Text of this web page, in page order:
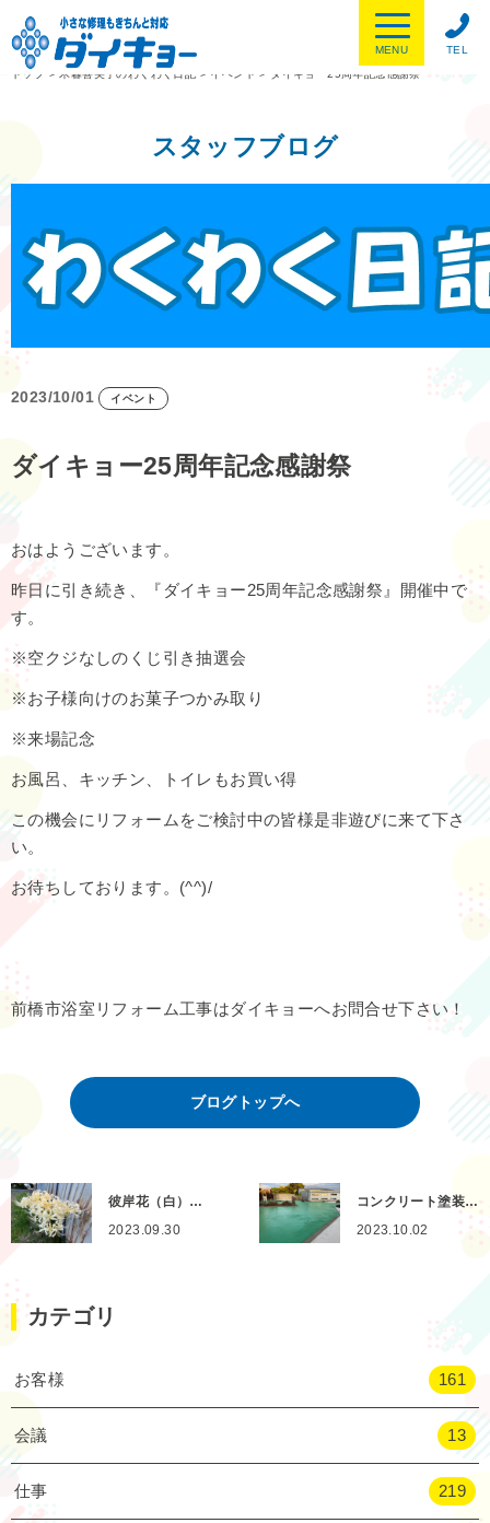
TEL
MENU
トップ
> 木暮喜美子のわくわく日記 > イベント > ダイキョー25周年記念感謝祭
スタッフブログ
2023/10/01 イベント
ダイキョー25周年記念感謝祭
おはようございます。
昨日に引き続き、『ダイキョー25周年記念感謝祭』開催中で
す。
※空クジなしのくじ引き抽選会
※お子様向けのお菓子つかみ取り
※来場記念
お風呂、キッチン、トイレもお買い得
この機会にリフォームをご検討中の皆様是非遊びに来て下さ
い。
お待ちしております。(^^)/
前橋市浴室リフォーム工事はダイキョーへお問合せ下さい！
ブログトップへ
彼岸花（白）…
2023.09.30
コンクリート塗装…
2023.10.02
カテゴリ
お客様 161
会議 13
仕事 219